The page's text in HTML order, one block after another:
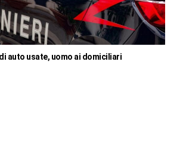
auto usate, uomo ai domiciliari